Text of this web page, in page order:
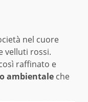
nel cuore
velluti rossi.
raffinato e
ambientale che